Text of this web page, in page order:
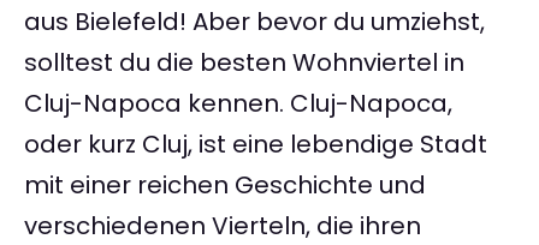
aus Bielefeld! Aber bevor du umziehst,
solltest du die besten Wohnviertel in
Cluj-Napoca kennen. Cluj-Napoca,
oder kurz Cluj, ist eine lebendige Stadt
mit einer reichen Geschichte und
verschiedenen Vierteln, die ihren